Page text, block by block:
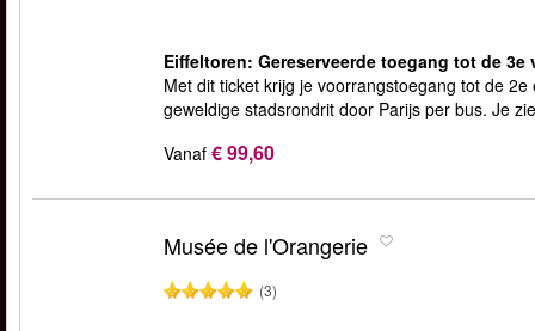
Eiffeltoren: Gereserveerde toegang tot de
Met dit ticket krijg je voorrangstoegang tot de
geweldige stadsrondrit door Parijs per bus. Je
Vanaf € 99,60
Musée de l'Orangerie
(3)